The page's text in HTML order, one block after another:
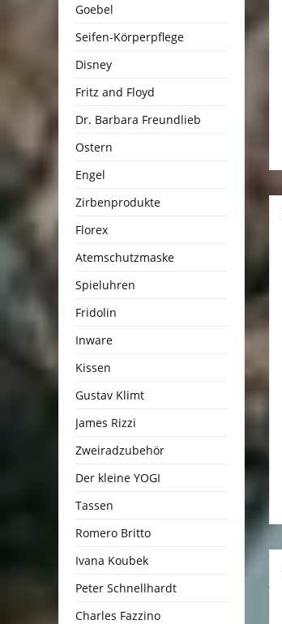
Goebel
Seifen-Körperpflege
Disney
Fritz and Floyd
Dr. Barbara Freundlieb
Ostern
Engel
Zirbenprodukte
Florex
Atemschutzmaske
Spieluhren
Fridolin
Inware
Kissen
Gustav Klimt
James Rizzi
Zweiradzubehör
Der kleine YOGI
Tassen
Romero Britto
Ivana Koubek
Peter Schnellhardt
Charles Fazzino